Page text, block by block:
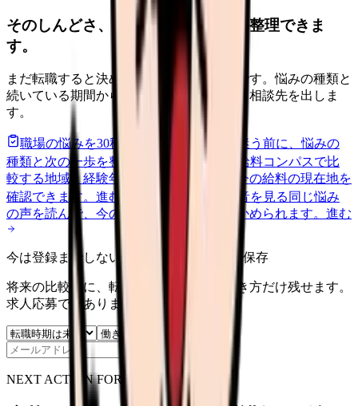
そのしんどさ、転職すべきサインか整理できま
す。
まだ転職すると決めていなくても大丈夫です。悩みの種類と
続いている期間から、次に見るべき記事と相談先を出しま
す。
職場の悩みを30秒で診断
辞めるべきか迷う前に、悩みの
種類と次の一歩を整理します。
進む
給料コンパスで比
較する地域・経験年数・施設形態から、今の給料の現在地を
確認できます。 進む 匿名掲示板で本音を見る 同じ悩み
の声を読んで、今の職場だけの問題か確かめられます。 進む
今は登録までしない人向け: 希望条件だけ保存
将来の比較用に、転職時期と気になる働き方だけ残せます。
求人応募ではありません。
保存
NEXT ACTION FOR CLINICS